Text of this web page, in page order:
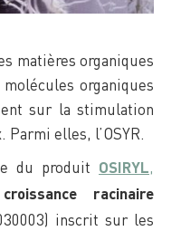
matières organiques
organiques
sur la stimulation
elles, l’OSYR.
du produit
OSIRYL,
racinaire
inscrit sur les